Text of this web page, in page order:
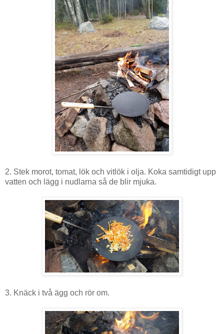
2. Stek morot, tomat, lök och vitlök i olja. Koka samtidigt upp
vatten och lägg i nudlarna så de blir mjuka.
3. Knäck i två ägg och rör om.